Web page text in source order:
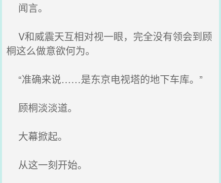
闻言。
V和威震天互相对视一眼，完全没有领会到顾
桐这么做意欲何为。
“准确来说……是东京电视塔的地下车库。”
顾桐淡淡道。
大幕掀起。
从这一刻开始。